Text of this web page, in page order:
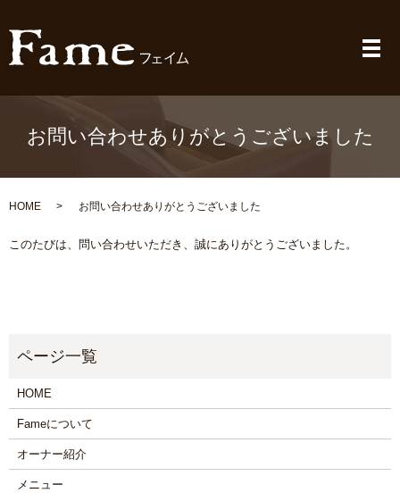
メ
お問い合わせありがとうございました
HOME お問い合わせありがとうございました
このたびは、問い合わせいただき、誠にありがとうございました。
HOME
Fameについて
オーナー紹介
メニュー